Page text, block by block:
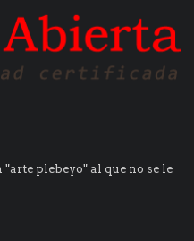
"arte plebeyo" al que no se le